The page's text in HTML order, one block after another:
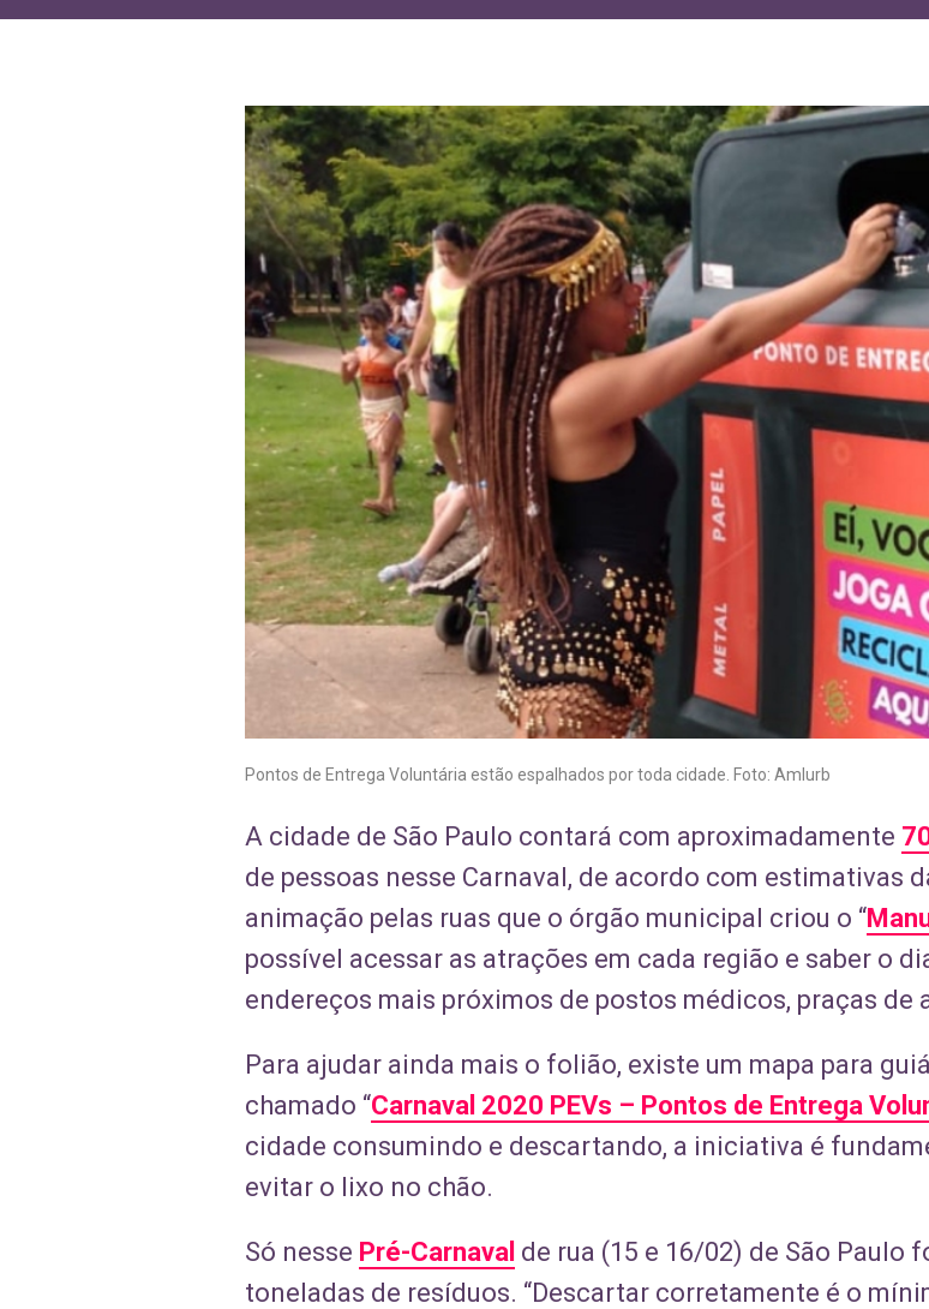
Pontos de Entrega Voluntária estão espalhados por toda cidade. Foto: Amlurb
A cidade de São Paulo contará com aproximadamente
de pessoas nesse Carnaval, de acordo com estimativas
animação pelas ruas que o órgão municipal criou o “
possível acessar as atrações em cada região e saber o
endereços mais próximos de postos médicos, praças
Para ajudar ainda mais o folião, existe um mapa para
chamado “Carnaval 2020 PEVs – Pontos de Entrega
cidade consumindo e descartando, a iniciativa é
evitar o lixo no chão.
Só nesse Pré-Carnaval de rua (15 e 16/02) de São Paulo
toneladas de resíduos. “Descartar corretamente é o